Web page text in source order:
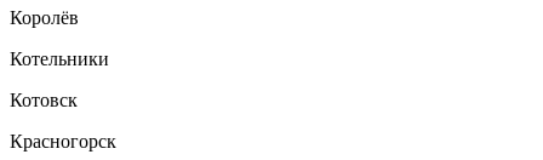
Королёв
Котельники
Котовск
Красногорск